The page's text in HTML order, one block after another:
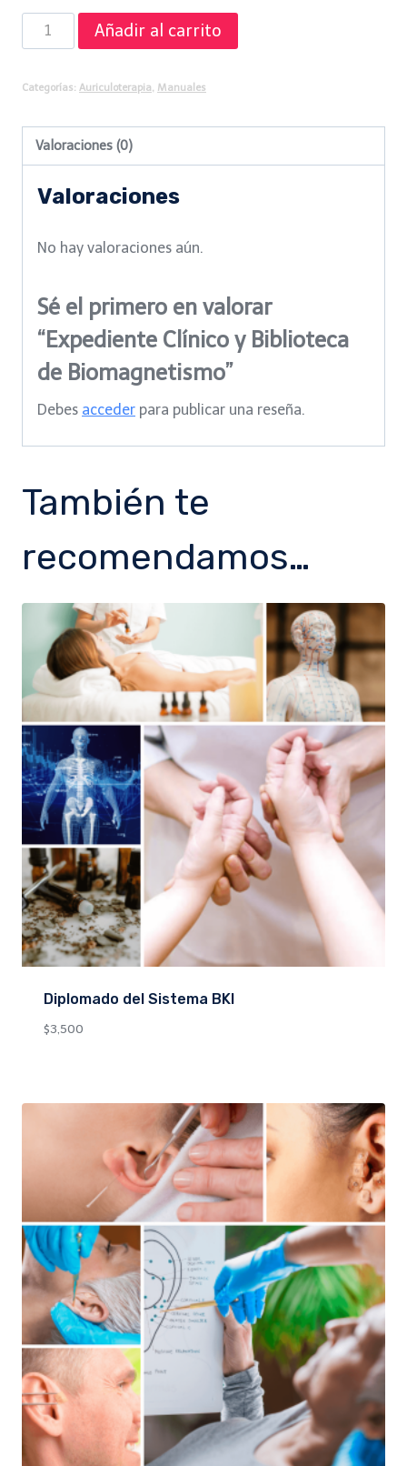
Expediente
Clínico
Biomagnetismo
cantidad
Añadir al carrito
Categorías: Auriculoterapia Manuales
Valoraciones (0)
Valoraciones
No hay valoraciones aún.
Sé el primero en valorar
“Expediente Clínico y Biblioteca
de Biomagnetismo”
Debes acceder para publicar una reseña.
También te
recomendamos…
Diplomado del Sistema BKI
$3,500